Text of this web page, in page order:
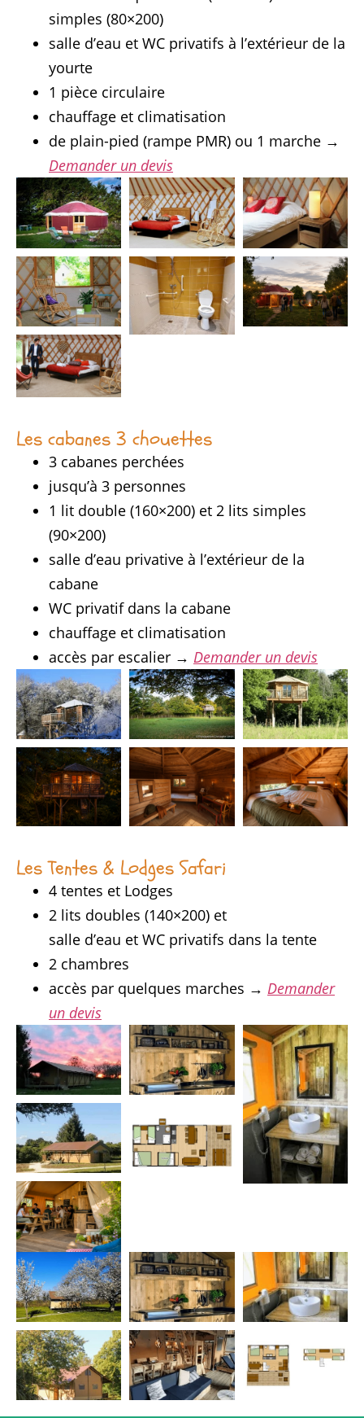
simples (80×200)
salle d’eau et WC privatifs à l’extérieur de la
yourte
1 pièce circulaire
chauffage et climatisation
de plain-pied (rampe PMR) ou 1 marche →
Demander un devis
Les cabanes 3 chouettes
3 cabanes perchées
jusqu’à 3 personnes
1 lit double (160×200) et 2 lits simples
(90×200)
salle d’eau privative à l’extérieur de la
cabane
WC privatif dans la cabane
chauffage et climatisation
accès par escalier → Demander un devis
Les Tentes & Lodges Safari
4 tentes et Lodges
2 lits doubles (140×200) et
salle d’eau et WC privatifs dans la tente
2 chambres
accès par quelques marches → Demander
un devis